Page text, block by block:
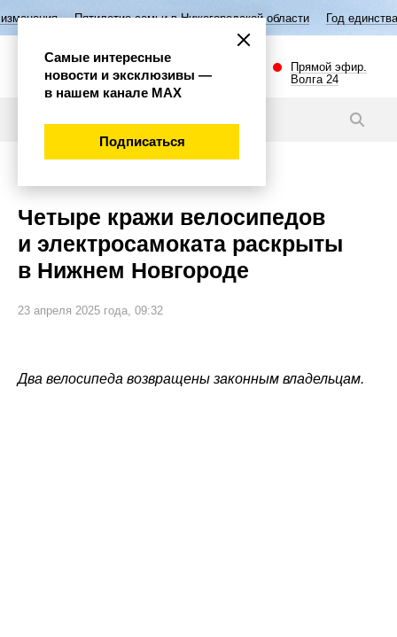
семьи в Нижегородской области Год единства народов России
Прямой эфир.
Волга 24
Четыре кражи велосипедов
и электросамоката раскрыты
в Нижнем Новгороде
23 апреля 2025 года, 09:32
Два велосипеда возвращены законным владельцам.
Самые интересные
новости и эксклюзивы —
в нашем канале МАХ
Подписаться